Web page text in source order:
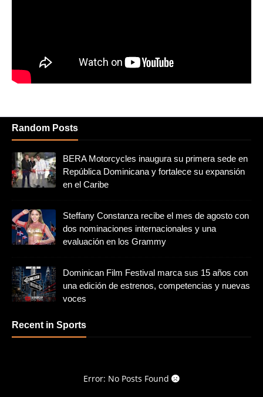
Random Posts
BERA Motorcycles inaugura su primera sede en
República Dominicana y fortalece su expansión
en el Caribe
Steffany Constanza recibe el mes de agosto con
dos nominaciones internacionales y una
evaluación en los Grammy
Dominican Film Festival marca sus 15 años con
una edición de estrenos, competencias y nuevas
voces
Recent in Sports
Error: No Posts Found